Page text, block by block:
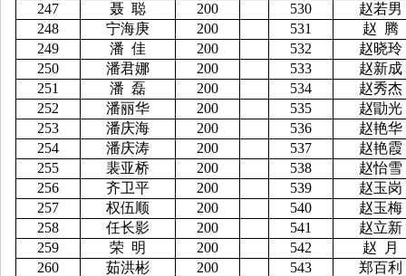
247
聂 聪 200 530
赵若男
248
宁海庚 200 531 赵 腾
249
潘 佳 200 532
赵晓玲
250
潘君娜 200 533
赵新成
251
潘 磊 200 534
赵秀杰
252
潘丽华 200 535
赵勖光
253
潘庆海 200 536
赵艳华
254
潘庆涛 200 537
赵艳霞
255
裴亚桥 200 538
赵怡雪
256
齐卫平 200 539
赵玉岗
257
权伍顺 200 540
赵玉梅
258
任长影 200 541
赵立新
259
荣 明 200 542 赵
月
260
茹洪彬 200 543
郑百利